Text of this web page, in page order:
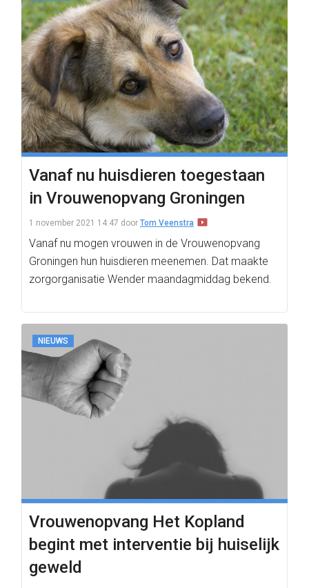
Vanaf nu huisdieren toegestaan
in Vrouwenopvang Groningen
1 november 2021 14:47 door Tom Veenstra
Vanaf nu mogen vrouwen in de Vrouwenopvang
Groningen hun huisdieren meenemen. Dat maakte
zorgorganisatie Wender maandagmiddag bekend.
NIEUWS
Vrouwenopvang Het Kopland
begint met interventie bij huiselijk
geweld